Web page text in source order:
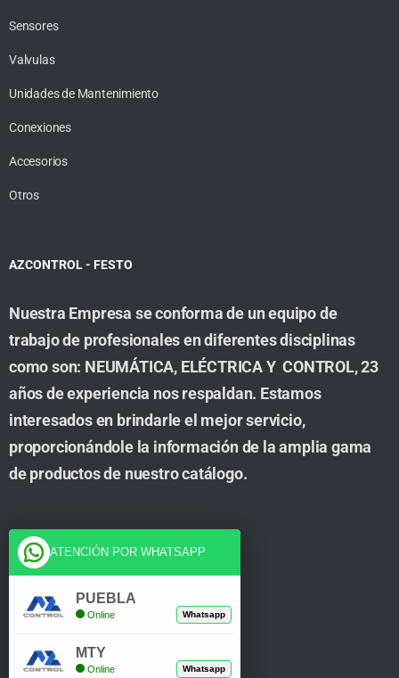
Sensores
Valvulas
Unidades de Mantenimiento
Conexiones
Accesorios
Otros
AZCONTROL - FESTO
Nuestra Empresa se conforma de un equipo de
trabajo de profesionales en diferentes disciplinas
como son: NEUMÁTICA, ELÉCTRICA Y CONTROL, 23
años de experiencia nos respaldan. Estamos
interesados en brindarle el mejor servicio,
proporcionándole la información de la amplia gama
de productos de nuestro catálogo.
Cuenta
Tienda
Mi Cuenta
ATENCIÓN POR WHATSAPP
PUEBLA
Online Whatsapp
MTY
Online Whatsapp